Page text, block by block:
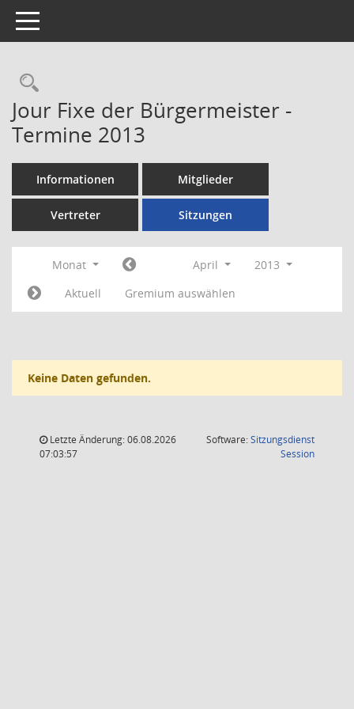
Toggle navigation
Rechercheauswahl
Jour Fixe der Bürgermeister -
Termine 2013
Informationen Mitglieder
Vertreter Sitzungen
Monat April
2013
Aktuell
Gremium auswählen
Keine Daten gefunden.
Letzte Änderung: 06.08.2026
07:03:57
Software:Sitzungsdienst
Session(Wird in